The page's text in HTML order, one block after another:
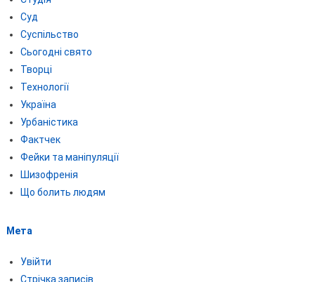
Суд
Суспільство
Сьогодні свято
Творці
Технології
Україна
Урбаністика
Фактчек
Фейки та маніпуляції
Шизофренія
Що болить людям
Мета
Увійти
Стрічка записів